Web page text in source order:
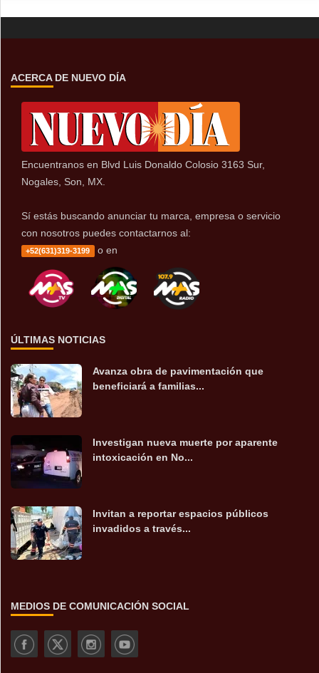
ACERCA DE NUEVO DÍA
Encuentranos en Blvd Luis Donaldo Colosio 3163 Sur,
Nogales, Son, MX.
Sí estás buscando anunciar tu marca, empresa o servicio
con nosotros puedes contactarnos al:
+52(631)319-3199 o en
ÚLTIMAS NOTICIAS
Avanza obra de pavimentación que
beneficiará a familias...
Investigan nueva muerte por aparente
intoxicación en No...
Invitan a reportar espacios públicos
invadidos a través...
MEDIOS DE COMUNICACIÓN SOCIAL